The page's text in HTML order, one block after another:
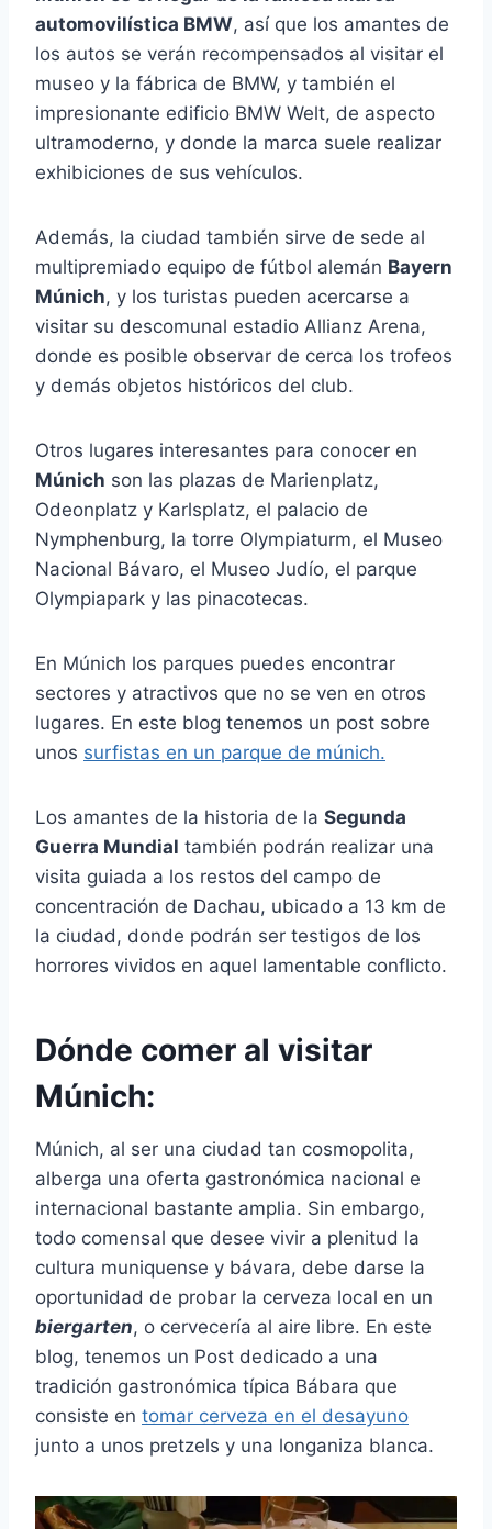
automovilística BMW, así que los amantes de
los autos se verán recompensados al visitar el
museo y la fábrica de BMW, y también el
impresionante edificio BMW Welt, de aspecto
ultramoderno, y donde la marca suele realizar
exhibiciones de sus vehículos.
Además, la ciudad también sirve de sede al
multipremiado equipo de fútbol alemán Bayern
Múnich, y los turistas pueden acercarse a
visitar su descomunal estadio Allianz Arena,
donde es posible observar de cerca los trofeos
y demás objetos históricos del club.
Otros lugares interesantes para conocer en
Múnich son las plazas de Marienplatz,
Odeonplatz y Karlsplatz, el palacio de
Nymphenburg, la torre Olympiaturm, el Museo
Nacional Bávaro, el Museo Judío, el parque
Olympiapark y las pinacotecas.
En Múnich los parques puedes encontrar
sectores y atractivos que no se ven en otros
lugares. En este blog tenemos un post sobre
unos surfistas en un parque de múnich.
Los amantes de la historia de la Segunda
Guerra Mundial también podrán realizar una
visita guiada a los restos del campo de
concentración de Dachau, ubicado a 13 km de
la ciudad, donde podrán ser testigos de los
horrores vividos en aquel lamentable conflicto.
Dónde comer al visitar
Múnich:
Múnich, al ser una ciudad tan cosmopolita,
alberga una oferta gastronómica nacional e
internacional bastante amplia. Sin embargo,
todo comensal que desee vivir a plenitud la
cultura muniquense y bávara, debe darse la
oportunidad de probar la cerveza local en un
biergarten, o cervecería al aire libre. En este
blog, tenemos un Post dedicado a una
tradición gastronómica típica Bábara que
consiste en tomar cerveza en el desayuno
junto a unos pretzels y una longaniza blanca.